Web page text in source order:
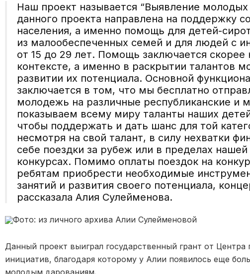
Наш проект называется “Выявление молодых
данного проекта направлена на поддержку
населения, а именно помощь для детей-
из малообеспеченных семей и для людей с
от 15 до 29 лет. Помощь заключается
контексте, а именно в раскрытии талантов
развитии их потенциала. Основной
заключается в том, что мы бесплатно
молодежь на различные республиканские и
показываем всему миру таланты наших
чтобы поддержать и дать шанс для той
несмотря на свой талант, в силу нехватки
себе поездки за рубеж или в пределах
конкурсах. Помимо оплаты поездок на
ребятам приобрести необходимые
занятий и развития своего потенциала,
рассказала Алия Сулейменова.
Фото: из личного архива Алии Сулейменовой
Данный проект выиграл государственный грант от
инициатив, благодаря которому у Алии появилось еще
молодым дарованиям.